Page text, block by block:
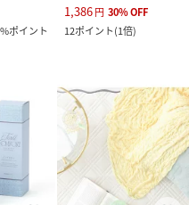
ポイント
1,386円 30%OFF
12ポイント(1倍)